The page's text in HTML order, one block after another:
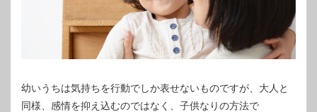
幼いうちは気持ちを行動でしか表せないものですが、大人と
同様、感情を抑え込むのではなく、子供なりの方法で